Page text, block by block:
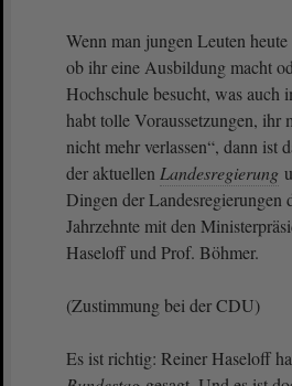
Wenn man jungen Leuten
ob ihr eine Ausbildung macht
Hochschule besucht, was auch
habt tolle Voraussetzungen, ihr
nicht mehr verlassen“, dann ist
der aktuellen Landesregierung
Dingen der Landesregierungen
Jahrzehnte mit den
Haseloff und Prof. Böhmer.
(Zustimmung bei der CDU)
Es ist richtig: Reiner Haseloff